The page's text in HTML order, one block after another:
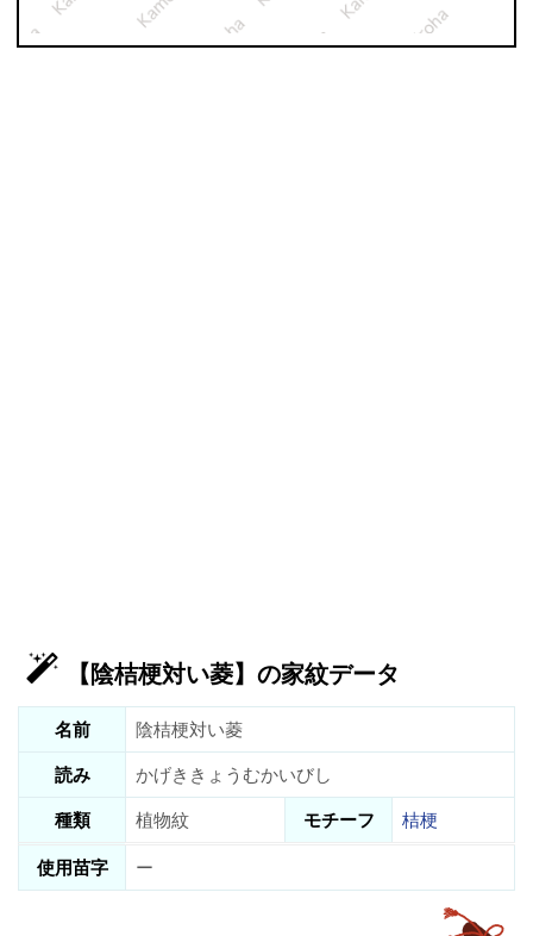
【陰桔梗対い菱】の家紋データ
名前
陰桔梗対い菱
読み
かげききょうむかいびし
種類
植物紋 モチーフ
桔梗
使用苗字
ー